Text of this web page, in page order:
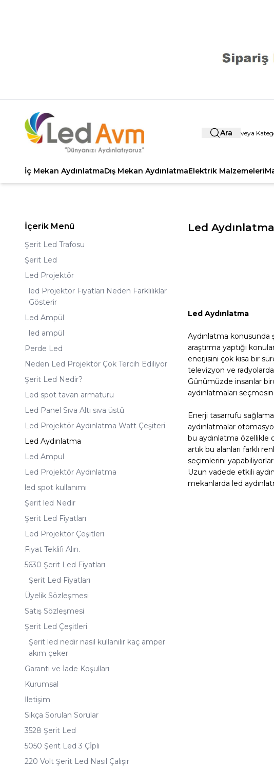
Ara
İç Mekan AydınlatmaDış Mekan AydınlatmaElektrik Malzemeleri
İçerik Menü
Şerit Led Trafosu
Şerit Led
Led Projektör
led Projektör Fiyatları Neden Farklılıklar
Gösterir
Led Ampül
led ampül
Perde Led
Neden Led Projektör Çok Tercih Ediliyor
Şerit Led Nedir?
Led spot tavan armatürü
Led Panel Sıva Altı sıva üstü
Led Projektör Aydınlatma Watt Çeşiteri
Led Aydınlatma
Led Ampul
Led Projektör Aydınlatma
led spot kullanımı
Şerit led Nedir
Şerit Led Fiyatları
Led Projektör Çeşitleri
Fiyat Teklifi Alın.
5630 Şerit Led Fiyatları
Şerit Led Fiyatları
Üyelik Sözleşmesi
Satış Sözleşmesi
Şerit Led Çeşitleri
Şerit led nedir nasıl kullanılır kaç amper
akım çeker
Garanti ve İade Koşulları
Kurumsal
İletişim
Sıkça Sorulan Sorular
3528 Şerit Led
5050 Şerit Led 3 Çİpli
220 Volt Şerit Led Nasıl Çalışır
Led Aydınlatma
Led Aydınlatma
Aydınlatma konusunda
araştırma yaptığı
enerjisini çok kısa bir
televizyon ve
Günümüzde insanlar
aydınlatmaları
Enerji tasarrufu
aydınlatmalar
bu aydınlatma özellikle
artık bu alanları farklı
seçimlerini
Uzun vadede etkili
mekanlarda led